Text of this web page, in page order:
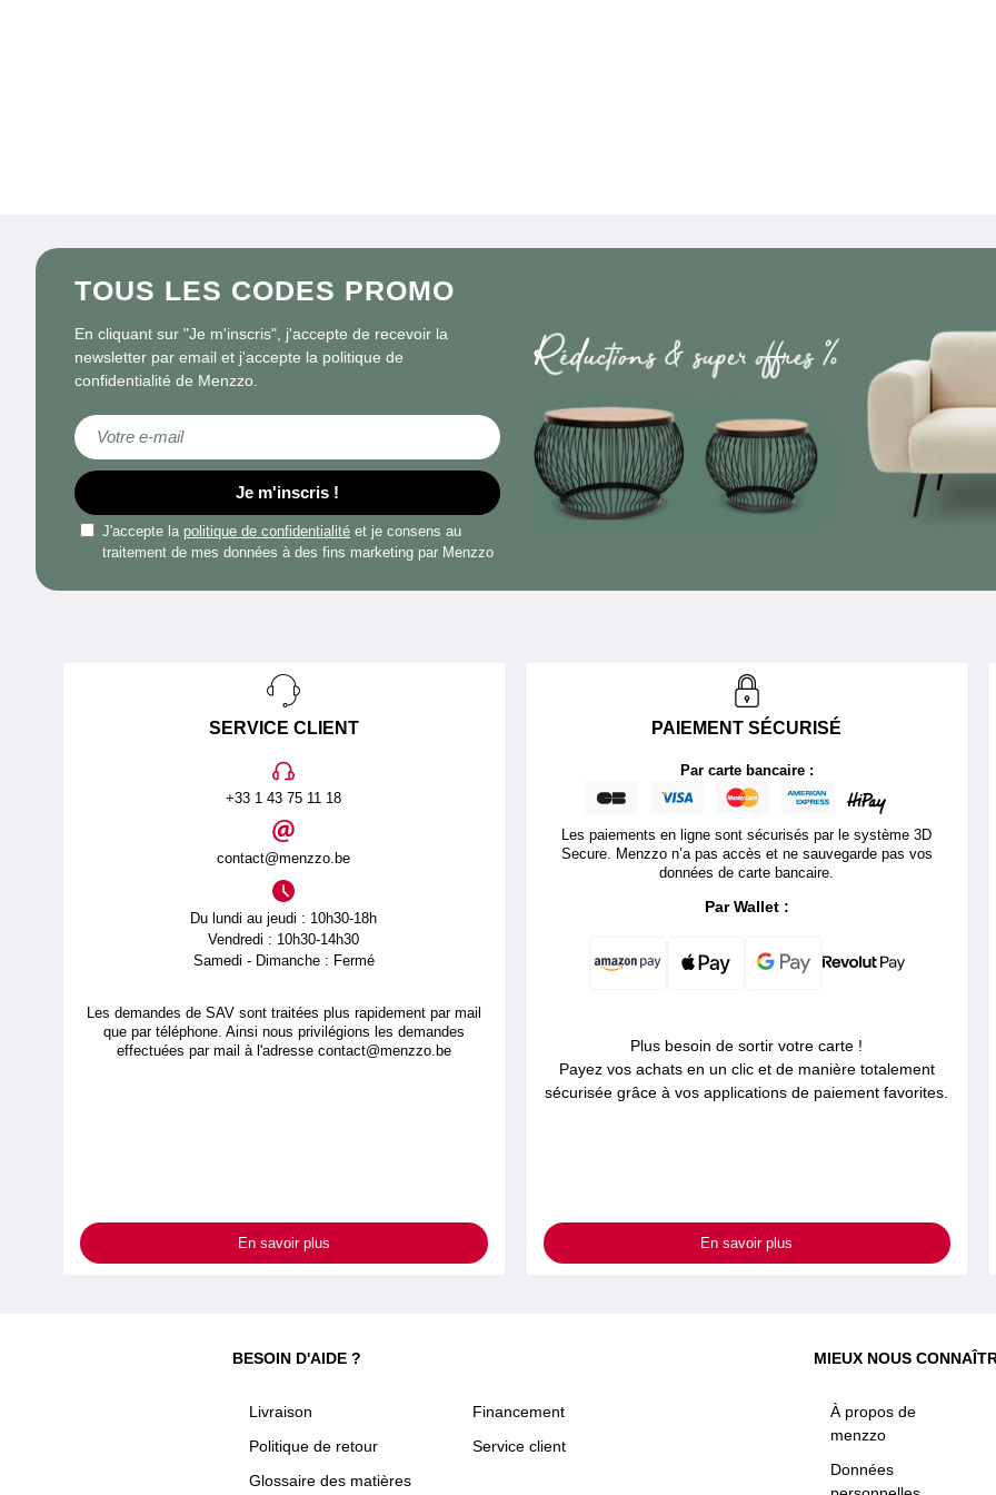
TOUS LES CODES PROMO
En cliquant sur "Je m'inscris", j'accepte de recevoir la
newsletter par email et j'accepte la politique de
confidentialité de Menzzo.
Inscription à notre newsletter :
Je m'inscris !
J'accepte la politique de confidentialité et je consens au
traitement de mes données à des fins marketing par Menzzo
SERVICE CLIENT
+33 1 43 75 11 18
contact@menzzo.be
Du lundi au jeudi : 10h30-18h
Vendredi : 10h30-14h30
Samedi - Dimanche : Fermé
Les demandes de SAV sont traitées plus rapidement par mail
que par téléphone. Ainsi nous privilégions les demandes
effectuées par mail à l'adresse contact@menzzo.be
En savoir plus
PAIEMENT SÉCURISÉ
Par carte bancaire :
Les paiements en ligne sont sécurisés par le système 3D
Secure. Menzzo n’a pas accès et ne sauvegarde pas vos
données de carte bancaire.
Par Wallet :
Plus besoin de sortir votre carte !
Payez vos achats en un clic et de manière totalement
sécurisée grâce à vos applications de paiement favorites.
En savoir plus
BESOIN D'AIDE ?
Livraison
Politique de retour
Glossaire des matières
Financement
Service client
MIEUX NOUS
À propos de
menzzo
Données